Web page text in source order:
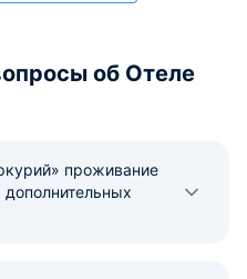
об Отеле
проживание